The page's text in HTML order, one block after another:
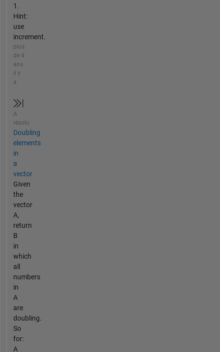
1.
Hint:
use
increment.
plus
de 4
ans
il y
a
A
résolu
Doubling
elements
in
a
vector
Given
the
vector
A,
return
B
in
which
all
numbers
in
A
are
doubling.
So
for:
A